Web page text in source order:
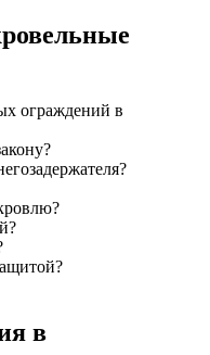
ограждений в
в